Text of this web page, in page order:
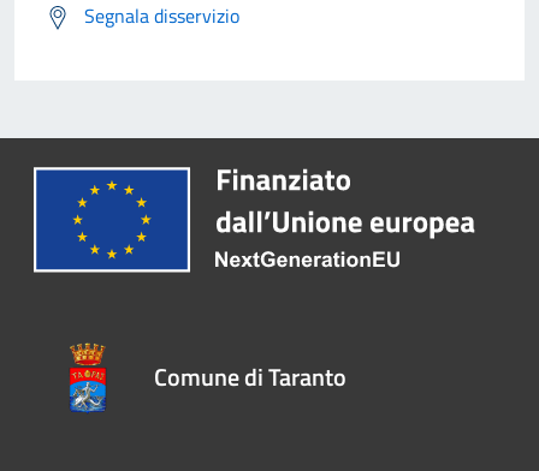
Segnala disservizio
Comune di Taranto